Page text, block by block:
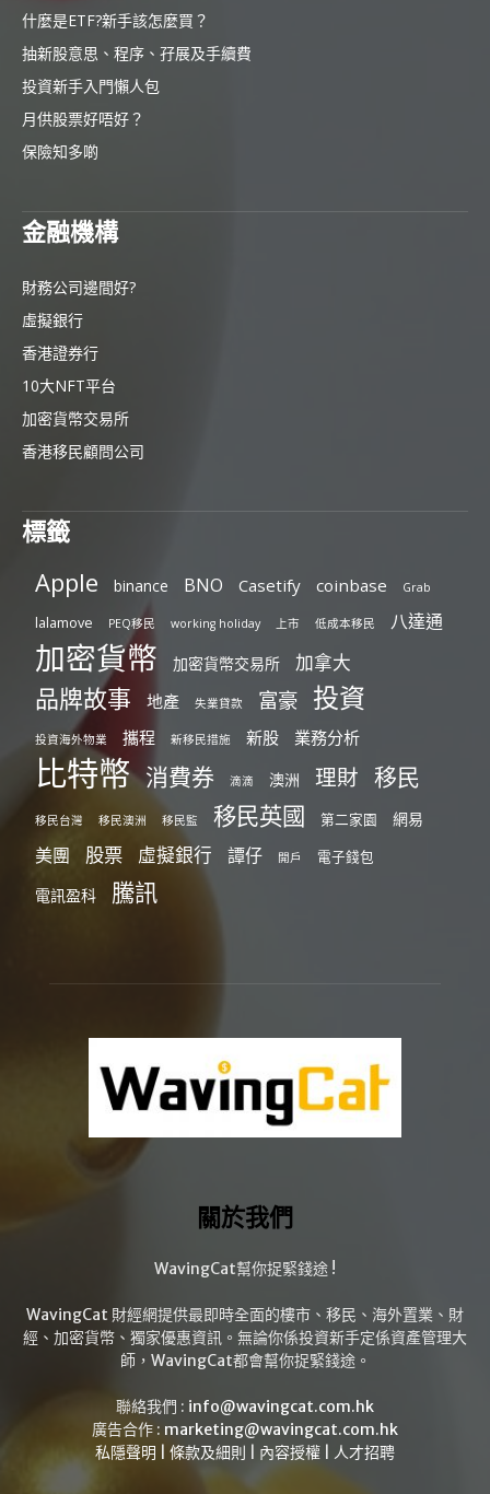
什麼是ETF?新手該怎麼買？
抽新股意思、程序、孖展及手續費
投資新手入門懶人包
月供股票好唔好？
保險知多啲
金融機構
財務公司邊間好?
虛擬銀行
香港證券行
10大NFT平台
加密貨幣交易所
香港移民顧問公司
標籤
Apple binance BNO Casetify coinbase Grab
lalamove PEQ移民 working holiday 上市 低成本移民 八達通
加密貨幣 加密貨幣交易所 加拿大
品牌故事 地產 失業貸款 富豪 投資
投資海外物業 攜程 新移民措施 新股 業務分析
比特幣 消費券 滴滴 澳洲 理財 移民
移民台灣 移民澳洲 移民監 移民英國 第二家園 網易
美團 股票 虛擬銀行 譚仔 開戶 電子錢包
電訊盈科 騰訊
關於我們
WavingCat幫你捉緊錢途 !
WavingCat 財經網提供最即時全面的樓市、移民、海外置業、財
經、加密貨幣、獨家優惠資訊。無論你係投資新手定係資產管理大
師，WavingCat都會幫你捉緊錢途。
聯絡我們 : info@wavingcat.com.hk
廣告合作 : marketing@wavingcat.com.hk
私隱聲明
條款及細則 內容授權 人才招聘